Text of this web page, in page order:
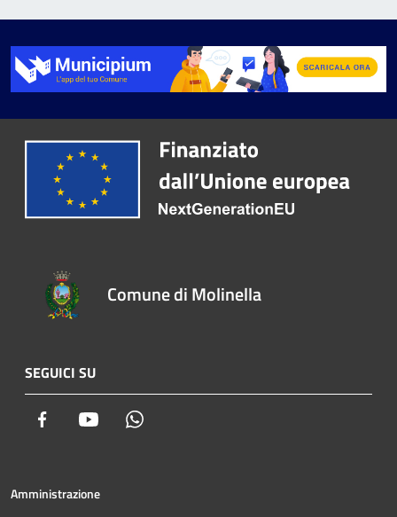
Comune di Molinella
SEGUICI SU
Facebook Youtube
Amministrazione